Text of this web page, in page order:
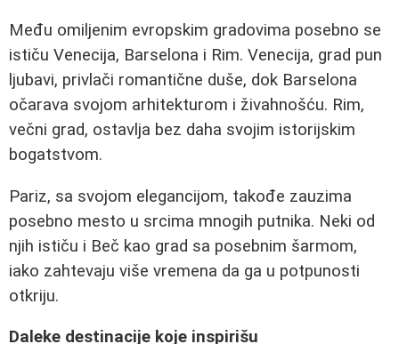
Među omiljenim evropskim gradovima posebno se
ističu Venecija, Barselona i Rim. Venecija, grad pun
ljubavi, privlači romantične duše, dok Barselona
očarava svojom arhitekturom i živahnošću. Rim,
večni grad, ostavlja bez daha svojim istorijskim
bogatstvom.
Pariz, sa svojom elegancijom, takođe zauzima
posebno mesto u srcima mnogih putnika. Neki od
njih ističu i Beč kao grad sa posebnim šarmom,
iako zahtevaju više vremena da ga u potpunosti
otkriju.
Daleke destinacije koje inspirišu